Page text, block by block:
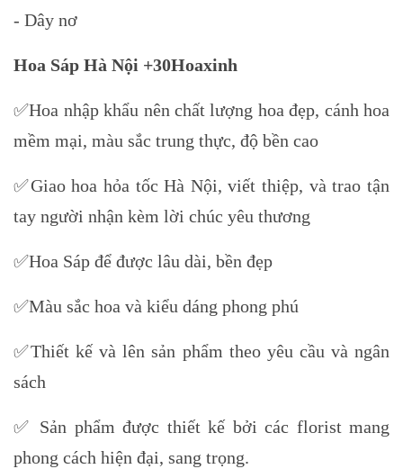
- Dây nơ
Hoa Sáp Hà Nội +30Hoaxinh
✅Hoa nhập khẩu nên chất lượng hoa đẹp, cánh hoa
mềm mại, màu sắc trung thực, độ bền cao
✅Giao hoa hỏa tốc Hà Nội, viết thiệp, và trao tận
tay người nhận kèm lời chúc yêu thương
✅Hoa Sáp để được lâu dài, bền đẹp
✅Màu sắc hoa và kiểu dáng phong phú
✅Thiết kế và lên sản phẩm theo yêu cầu và ngân
sách
✅ Sản phẩm được thiết kế bởi các florist mang
phong cách hiện đại, sang trọng.